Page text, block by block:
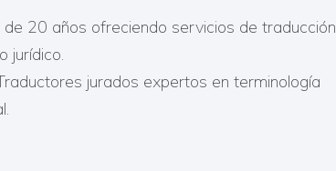
de 20 años ofreciendo servicios de traducción
jurídico.
jurados expertos en terminología